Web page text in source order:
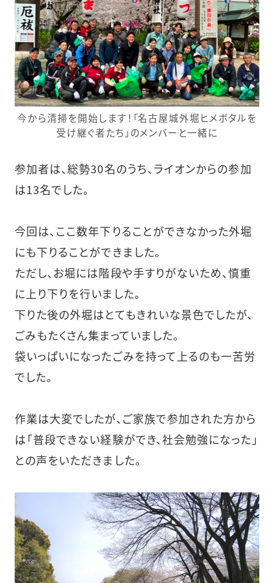
今から清掃を開始します！「名古屋城外堀ヒメボタルを
受け継ぐ者たち」のメンバーと一緒に
参加者は、総勢30名のうち、ライオンからの参加
は13名でした。
今回は、ここ数年下りることができなかった外堀
にも下りることができました。
ただし、お堀には階段や手すりがないため、慎重
に上り下りを行いました。
下りた後の外堀はとてもきれいな景色でしたが、
ごみもたくさん集まっていました。
袋いっぱいになったごみを持って上るのも一苦労
でした。
作業は大変でしたが、ご家族で参加された方から
は「普段できない経験ができ、社会勉強になった」
との声をいただきました。